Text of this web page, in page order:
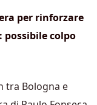
per rinforzare
possibile colpo
tra Bologna e